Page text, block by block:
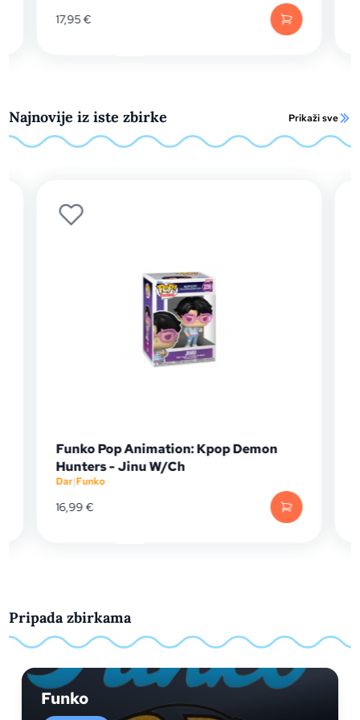
16,99
Najnovije iz iste zbirke Prikaži sve
Animation: Kpop Demon
Jinu W/Ch
Funko Pop
19,99 €
Pripada zbirkama
Funko